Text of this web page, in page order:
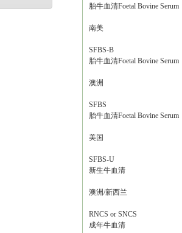
胎牛血清Foetal Bovine Serum
南美
SFBS-B
胎牛血清Foetal Bovine Serum
澳洲
SFBS
胎牛血清Foetal Bovine Serum
美国
SFBS-U
新生牛血清
澳洲/新西兰
RNCS or SNCS
成年牛血清